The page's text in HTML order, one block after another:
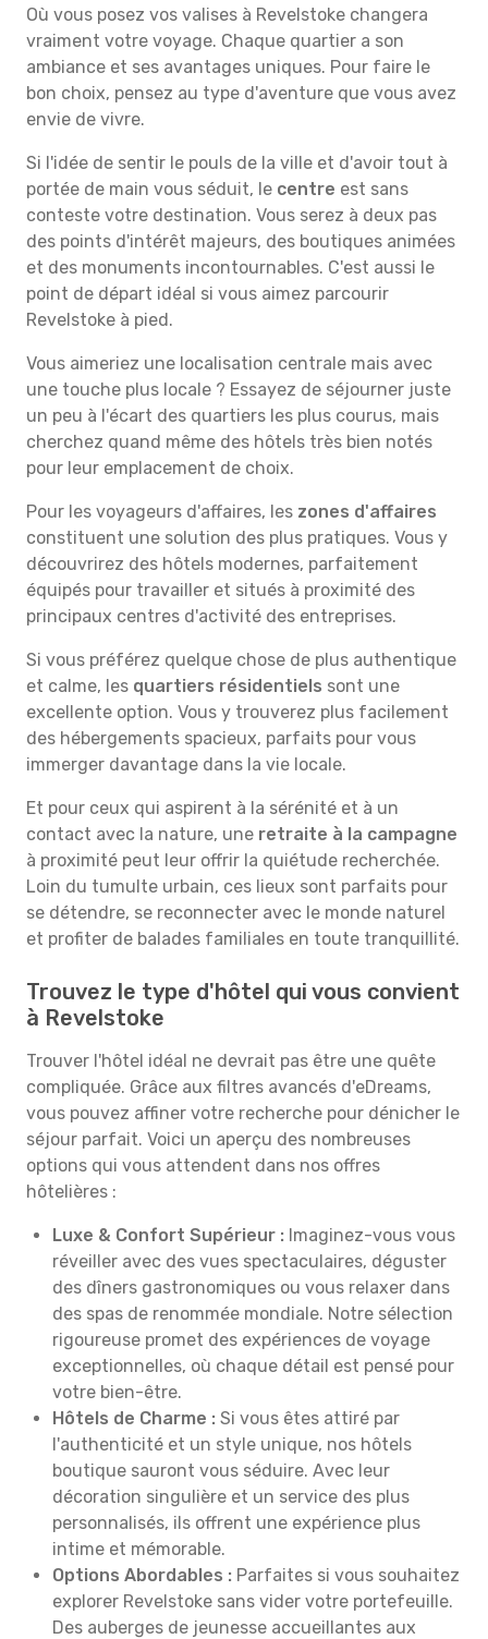
Où vous posez vos valises à Revelstoke changera
vraiment votre voyage. Chaque quartier a son
ambiance et ses avantages uniques. Pour faire le
bon choix, pensez au type d'aventure que vous avez
envie de vivre.
Si l'idée de sentir le pouls de la ville et d'avoir tout à
portée de main vous séduit, le centre est sans
conteste votre destination. Vous serez à deux pas
des points d'intérêt majeurs, des boutiques animées
et des monuments incontournables. C'est aussi le
point de départ idéal si vous aimez parcourir
Revelstoke à pied.
Vous aimeriez une localisation centrale mais avec
une touche plus locale ? Essayez de séjourner juste
un peu à l'écart des quartiers les plus courus, mais
cherchez quand même des hôtels très bien notés
pour leur emplacement de choix.
Pour les voyageurs d'affaires, les zones d'affaires
constituent une solution des plus pratiques. Vous y
découvrirez des hôtels modernes, parfaitement
équipés pour travailler et situés à proximité des
principaux centres d'activité des entreprises.
Si vous préférez quelque chose de plus authentique
et calme, les quartiers résidentiels sont une
excellente option. Vous y trouverez plus facilement
des hébergements spacieux, parfaits pour vous
immerger davantage dans la vie locale.
Et pour ceux qui aspirent à la sérénité et à un
contact avec la nature, une retraite à la campagne
à proximité peut leur offrir la quiétude recherchée.
Loin du tumulte urbain, ces lieux sont parfaits pour
se détendre, se reconnecter avec le monde naturel
et profiter de balades familiales en toute tranquillité.
Trouvez le type d'hôtel qui vous convient
à Revelstoke
Trouver l'hôtel idéal ne devrait pas être une quête
compliquée. Grâce aux filtres avancés d'eDreams,
vous pouvez affiner votre recherche pour dénicher le
séjour parfait. Voici un aperçu des nombreuses
options qui vous attendent dans nos offres
hôtelières :
Luxe & Confort Supérieur : Imaginez-vous vous
réveiller avec des vues spectaculaires, déguster
des dîners gastronomiques ou vous relaxer dans
des spas de renommée mondiale. Notre sélection
rigoureuse promet des expériences de voyage
exceptionnelles, où chaque détail est pensé pour
votre bien-être.
Hôtels de Charme : Si vous êtes attiré par
l'authenticité et un style unique, nos hôtels
boutique sauront vous séduire. Avec leur
décoration singulière et un service des plus
personnalisés, ils offrent une expérience plus
intime et mémorable.
Options Abordables : Parfaites si vous souhaitez
explorer Revelstoke sans vider votre portefeuille.
Des auberges de jeunesse accueillantes aux